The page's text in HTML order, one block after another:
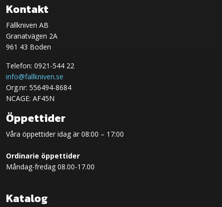
Kontakt
Fällkniven AB
Granatvägen 2A
961 43 Boden
Telefon: 0921-544 22
info@fallkniven.se
Org.nr: 556494-8684
NCAGE: AF45N
Öppettider
Våra öppettider idag är 08:00 – 17:00
Ordinarie öppettider
Måndag-fredag 08.00-17.00
Katalog